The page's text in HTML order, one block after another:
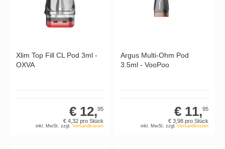
Xlim Top Fill CL Pod 3ml -
OXVA
€ 12,95
€ 4,32 pro Stück
inkl. MwSt. zzgl.Versandkosten
Argus Multi-Ohm Pod
3.5ml - VooPoo
€ 11,95
€ 3, 98 pro Stück
inkl. MwSt. zzgl. Versandkosten